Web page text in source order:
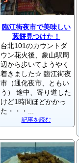
臨江街夜市で美味しい
葱餅見つけた！
台北101のカウントダ
ウン花火後、象山駅周
辺から歩いてようやく
着きました☆ 臨江街夜
市（通化夜市、ともい
う） 途中、寄り道した
けど1時間ほどかかっ
た・・・...
記事を読む